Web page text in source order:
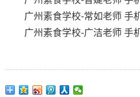
广州素食学校-常如老师 手
广州素食学校-广洁老师 手